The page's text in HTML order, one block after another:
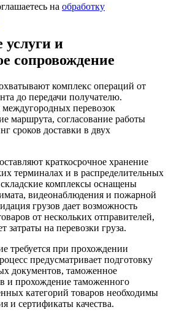
на обработку
услуги и
сопровождение
комплекс операций от
до передачи получателю.
междугородных перевозок
маршрута, согласование работы
сроков доставки в двух
краткосрочное хранение
терминалах и в распределительных
комплексы оснащены
видеонаблюдения и пожарной
грузов дает возможность
от нескольких отправителей,
затраты на перевозки груза.
требуется при прохождении
предусматривает подготовку
документов, таможенное
и прохождение таможенного
категорий товаров необходимы
и сертификаты качества.